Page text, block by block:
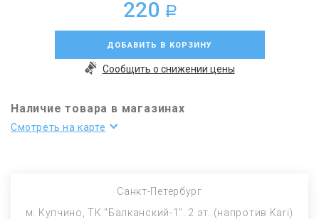
220 a
ДОБАВИТЬ В КОРЗИНУ
Сообщить о снижении цены
Наличие товара в магазинах
Смотреть на карте
Санкт-Петербург
м. Купчино, ТК "Балканский-1". 2 эт. (напротив Kari)